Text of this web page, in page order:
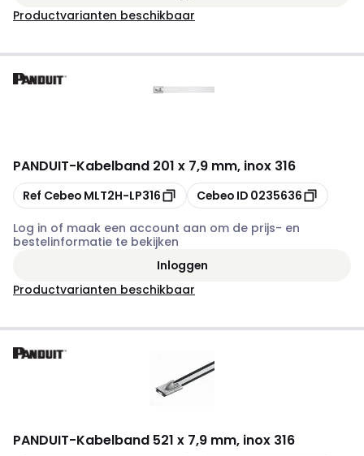
Productvarianten beschikbaar
PANDUIT-Kabelband 201 x 7,9 mm, inox 316
Kopiëren
Ref Cebeo MLT2H-LP316 Kopiëren
Cebeo ID 0235636
Log in of maak een account aan om de prijs- en
bestelinformatie te bekijken
Inloggen
Productvarianten beschikbaar
PANDUIT-Kabelband 521 x 7,9 mm, inox 316